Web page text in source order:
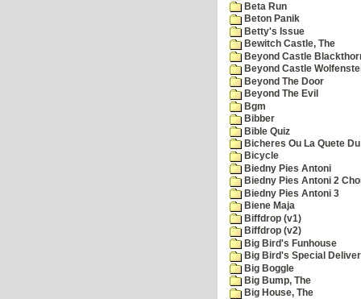
Beta Run
Beton Panik
Betty's Issue
Bewitch Castle, The
Beyond Castle
Beyond Castle
Beyond The Door
Beyond The Evil
Bgm
Bibber
Bible Quiz
Bicheres Ou La Quete
Bicycle
Biedny Pies Antoni
Biedny Pies Antoni 2
Biedny Pies Antoni 3
Biene Maja
Biffdrop (v1)
Biffdrop (v2)
Big Bird's Funhouse
Big Bird's Special
Big Boggle
Big Bump, The
Big House, The